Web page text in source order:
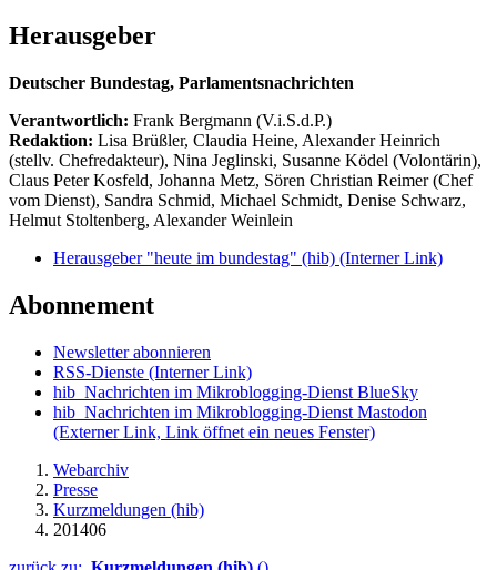
Herausgeber
Deutscher Bundestag, Parlamentsnachrichten
Verantwortlich: Frank Bergmann (V.i.S.d.P.)
Redaktion: Lisa Brüßler, Claudia Heine, Alexander Heinrich
(stellv. Chefredakteur), Nina Jeglinski, Susanne Ködel (Volontärin),
Claus Peter Kosfeld, Johanna Metz, Sören Christian Reimer (Chef
vom Dienst), Sandra Schmid, Michael Schmidt, Denise Schwarz,
Helmut Stoltenberg, Alexander Weinlein
Herausgeber "heute im bundestag" (hib) (Interner Link)
Abonnement
Newsletter abonnieren
RSS-Dienste (Interner Link)
hib_Nachrichten im Mikroblogging-Dienst BlueSky
hib_Nachrichten im Mikroblogging-Dienst Mastodon
(Externer Link, Link öffnet ein neues Fenster)
Webarchiv
Presse
Kurzmeldungen (hib)
201406